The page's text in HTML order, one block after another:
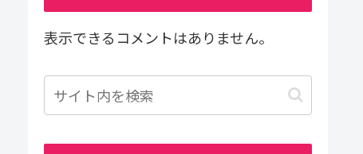
表示できるコメントはありません。